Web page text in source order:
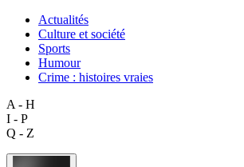
Actualités
Culture et société
Sports
Humour
Crime : histoires vraies
A - H
I - P
Q - Z